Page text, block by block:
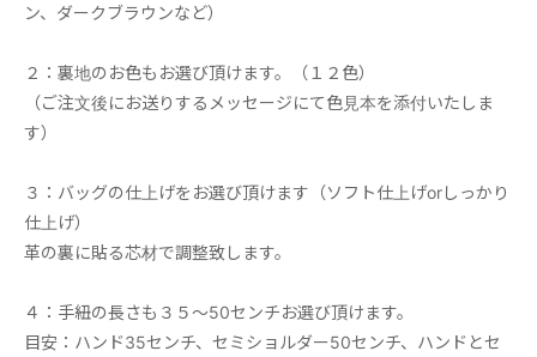
ン、ダークブラウンなど）
２：裏地のお色もお選び頂けます。（１２色）
（ご注文後にお送りするメッセージにて色見本を添付いたしま
す）
３：バッグの仕上げをお選び頂けます（ソフト仕上げorしっかり
仕上げ）
革の裏に貼る芯材で調整致します。
４：手紐の長さも３５～50センチお選び頂けます。
目安：ハンド35センチ、セミショルダー50センチ、ハンドとセ